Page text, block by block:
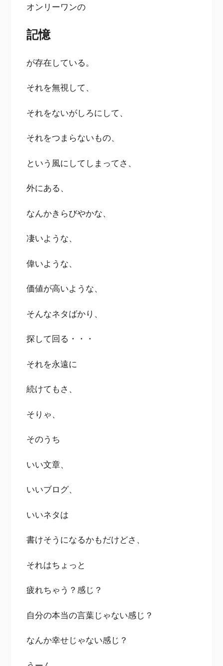
オンリーワンの
記憶
が存在している。
それを無視して、
それをないがしろにして、
それをつまらないもの、
という風にしてしまってさ、
外にある、
なんかきらびやかな、
凄いような、
偉いような、
価値が高いような、
そんなネタばかり、
探して回る・・・
それを永遠に
続けてもさ、
そりゃ、
そのうち
いい文章、
いいブログ、
いいネタは
書けそうになるかもだけどさ、
それはちょっと
疲れちゃう？感じ？
自分の本当の言葉じゃない感じ？
なんか幸せじゃない感じ？